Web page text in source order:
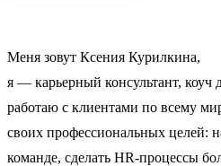
Меня зовут Ксения Курилкина,
я — карьерный консультант, коуч
работаю с клиентами по всему
своих профессиональных целей:
команде, сделать HR-процессы